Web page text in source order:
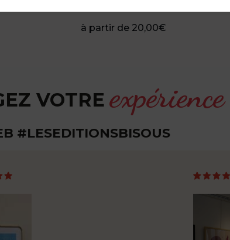
à partir de 20,00€
VOTREexpérience
#LESEDITIONSBISOUS